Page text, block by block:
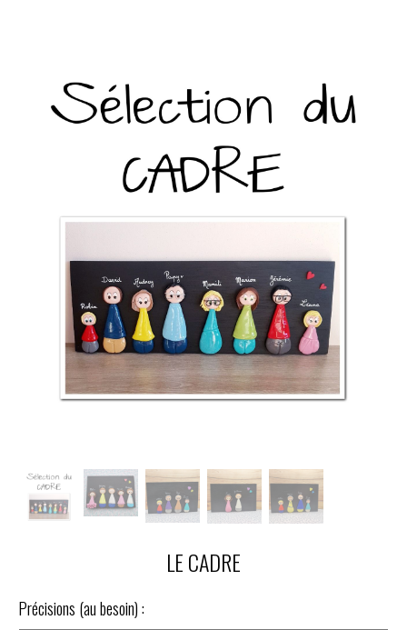
LE CADRE
Précisions (au besoin) :